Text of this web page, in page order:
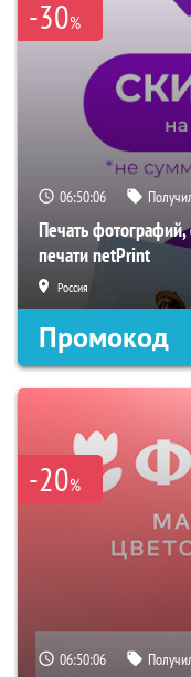
-30%
06:50:05
Печать
печати netPrint
Россия
Промокод
-20%
06:50:05